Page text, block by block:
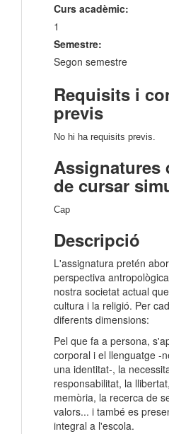
Curs acadèmic:
1
Semestre:
Segon semestre
Requisits i
previs
No hi ha requisits previs.
Assignatures
de cursar
Cap
Descripció
L'assignatura pretén
perspectiva
nostra societat actual
cultura i la religió. Per
diferents dimensions:
Pel que fa a persona,
corporal i el llenguatge -
una identitat-, la
responsabilitat, la
memòria, la recerca de
valors... i també es
integral a l'escola.